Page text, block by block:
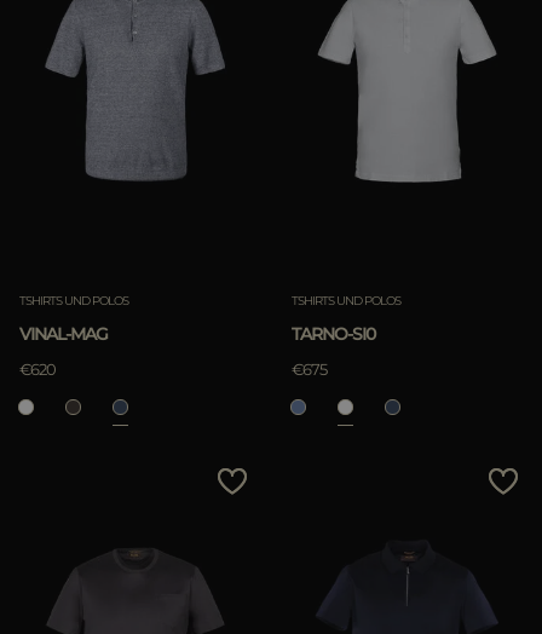
TSHIRTS UND POLOS
VINAL-MAG
€620
TSHIRTS UND POLOS
TARNO-SI0
€675